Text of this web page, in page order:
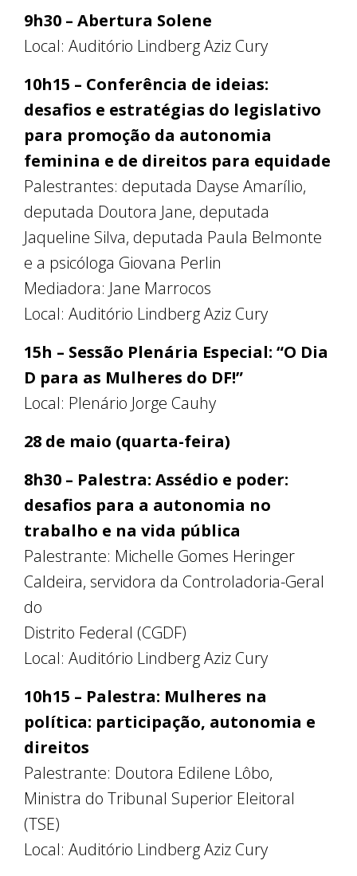
9h30 – Abertura Solene
Local: Auditório Lindberg Aziz Cury
10h15 – Conferência de ideias:
desafios e estratégias do legislativo
para promoção da autonomia
feminina e de direitos para equidade
Palestrantes: deputada Dayse Amarílio,
deputada Doutora Jane, deputada
Jaqueline Silva, deputada Paula Belmonte
e a psicóloga Giovana Perlin
Mediadora: Jane Marrocos
Local: Auditório Lindberg Aziz Cury
15h – Sessão Plenária Especial: “O Dia
D para as Mulheres do DF!”
Local: Plenário Jorge Cauhy
28 de maio (quarta-feira)
8h30 – Palestra: Assédio e poder:
desafios para a autonomia no
trabalho e na vida pública
Palestrante: Michelle Gomes Heringer
Caldeira, servidora da Controladoria-Geral
do
Distrito Federal (CGDF)
Local: Auditório Lindberg Aziz Cury
10h15 – Palestra: Mulheres na
política: participação, autonomia e
direitos
Palestrante: Doutora Edilene Lôbo,
Ministra do Tribunal Superior Eleitoral
(TSE)
Local: Auditório Lindberg Aziz Cury